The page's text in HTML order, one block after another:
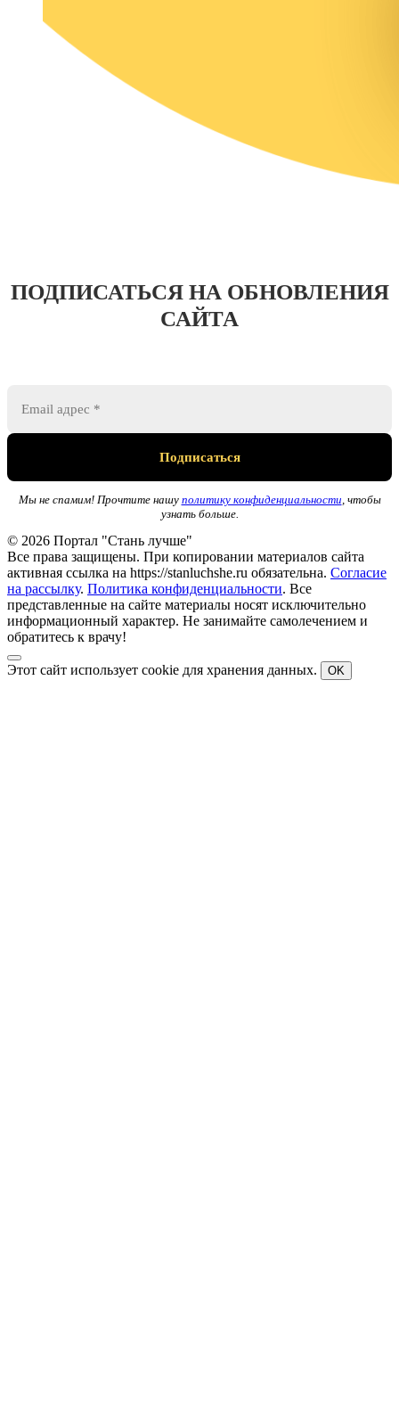
ПОДПИСАТЬСЯ НА ОБНОВЛЕНИЯ
САЙТА
Мы не спамим! Прочтите нашу политику конфиденциальности , чтобы
узнать больше.
© 2026 Портал "Стань лучше"
Все права защищены. При копировании материалов сайта
активная ссылка на https://stanluchshe.ru обязательна. Согласие
на рассылку. Политика конфиденциальности. Все
представленные на сайте материалы носят исключительно
информационный характер. Не занимайте самолечением и
обратитесь к врачу!
Этот сайт использует cookie для хранения данных. OK